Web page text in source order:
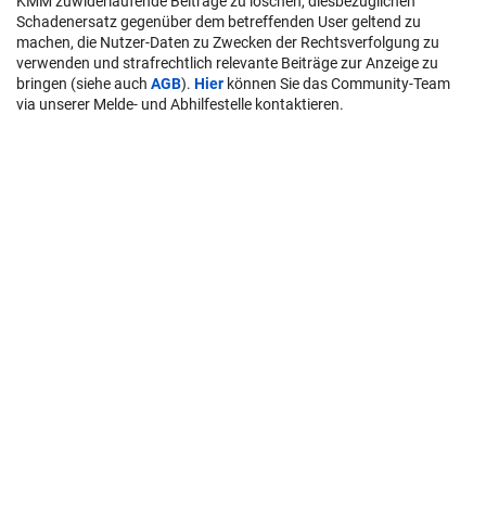
Schadenersatz gegenüber dem betreffenden User geltend zu
machen, die Nutzer-Daten zu Zwecken der Rechtsverfolgung zu
verwenden und strafrechtlich relevante Beiträge zur Anzeige zu
bringen (siehe auch AGB). Hier können Sie das Community-Team
via unserer Melde- und Abhilfestelle kontaktieren.